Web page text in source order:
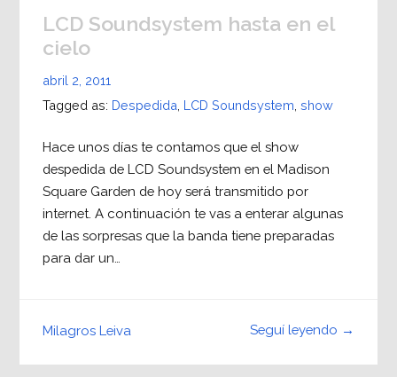
LCD Soundsystem hasta en el
cielo
abril 2, 2011
Tagged as: Despedida LCD Soundsystem show
Hace unos días te contamos que el show
despedida de LCD Soundsystem en el Madison
Square Garden de hoy será transmitido por
internet. A continuación te vas a enterar algunas
de las sorpresas que la banda tiene preparadas
para dar un…
Seguí leyendo →
Milagros Leiva